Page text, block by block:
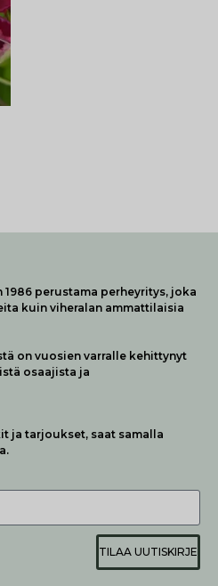
perustama perheyritys, joka
kuin viheralan ammattilaisia
on vuosien varralle kehittynyt
osaajista ja
ja tarjoukset, saat samalla
TILAA UUTISKIRJE